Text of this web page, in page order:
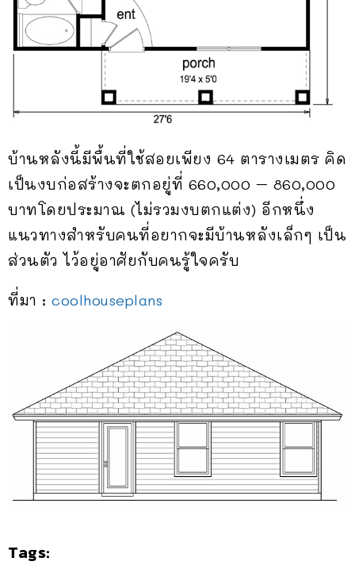
บ้านหลังนี้มีพื้นที่ใช้สอยเพียง 64 ตารางเมตร คิด
เป็นงบก่อสร้างจะตกอยู่ที่ 660,000 – 860,000
บาทโดยประมาณ (ไม่รวมงบตกแต่ง) อีกหนึ่ง
แนวทางสำหรับคนที่อยากจะมีบ้านหลังเล็กๆ เป็น
ส่วนตัว ไว้อยู่อาศัยกับคนรู้ใจครับ
ที่มา : coolhouseplans
Tags: